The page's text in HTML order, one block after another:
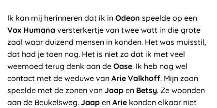
Ik kan mij herinneren dat ik in Odeon speelde op een
Vox Humana versterkertje van twee watt in die grote
zaal waar duizend mensen in konden. Het was muisstil,
dat had je toen nog. Het is niet zo dat ik met veel
weemoed terug denk aan de Oase. Ik heb nog wel
contact met de weduwe van Arie Valkhoff. Mijn zoon
speelde met de zonen van Jaap en Betsy. Ze woonden
aan de Beukelsweg. Jaap en Arie konden elkaar niet